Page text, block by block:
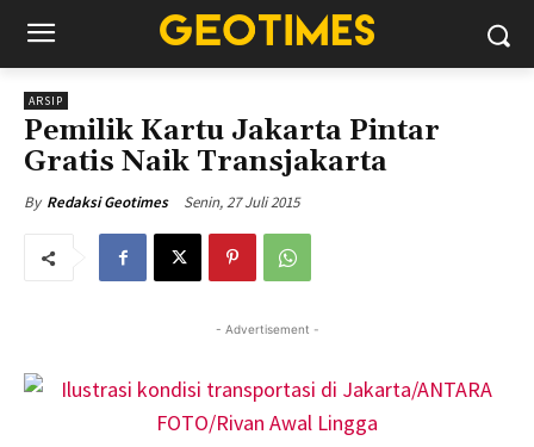
ARSIP
Pemilik Kartu Jakarta Pintar
Gratis Naik Transjakarta
By Redaksi Geotimes Senin, 27 Juli 2015
- Advertisement -